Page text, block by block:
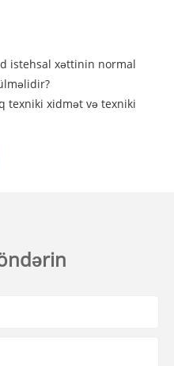
istehsal xəttinin normal
texniki xidmət və texniki